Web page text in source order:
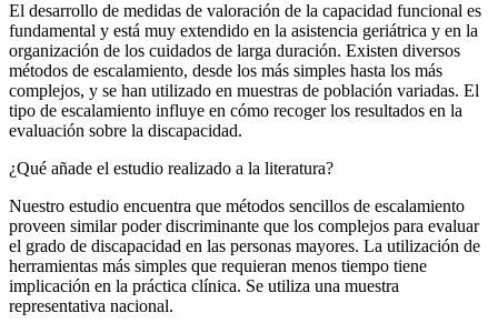
El desarrollo de medidas de valoración de la capacidad funcional es
fundamental y está muy extendido en la asistencia geriátrica y en la
organización de los cuidados de larga duración. Existen diversos
métodos de escalamiento, desde los más simples hasta los más
complejos, y se han utilizado en muestras de población variadas. El
tipo de escalamiento influye en cómo recoger los resultados en la
evaluación sobre la discapacidad.
¿Qué añade el estudio realizado a la literatura?
Nuestro estudio encuentra que métodos sencillos de escalamiento
proveen similar poder discriminante que los complejos para evaluar
el grado de discapacidad en las personas mayores. La utilización de
herramientas más simples que requieran menos tiempo tiene
implicación en la práctica clínica. Se utiliza una muestra
representativa nacional.